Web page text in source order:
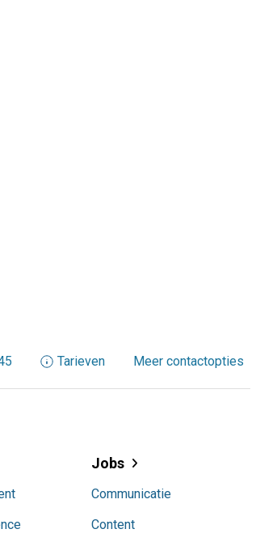
Tarieven Meer contactopties
Jobs
Communicatie
Content